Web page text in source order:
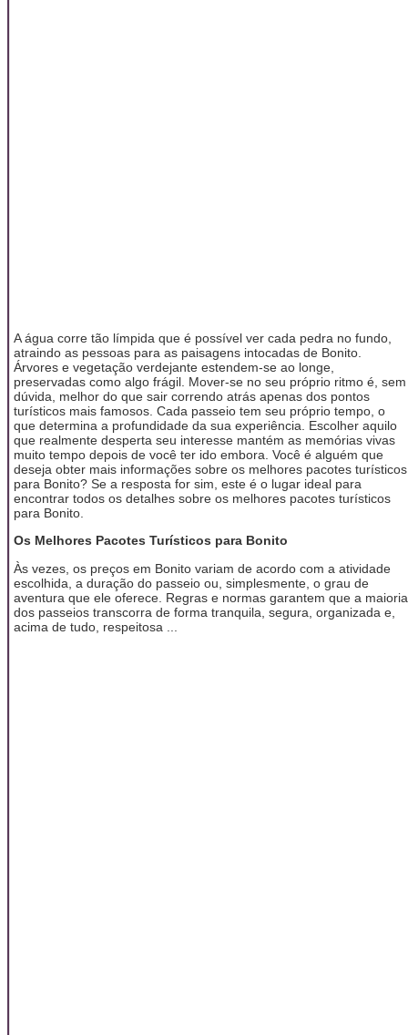
A água corre tão límpida que é possível ver cada pedra no fundo,
atraindo as pessoas para as paisagens intocadas de Bonito.
Árvores e vegetação verdejante estendem-se ao longe,
preservadas como algo frágil. Mover-se no seu próprio ritmo é, sem
dúvida, melhor do que sair correndo atrás apenas dos pontos
turísticos mais famosos. Cada passeio tem seu próprio tempo, o
que determina a profundidade da sua experiência. Escolher aquilo
que realmente desperta seu interesse mantém as memórias vivas
muito tempo depois de você ter ido embora. Você é alguém que
deseja obter mais informações sobre os melhores pacotes turísticos
para Bonito? Se a resposta for sim, este é o lugar ideal para
encontrar todos os detalhes sobre os melhores pacotes turísticos
para Bonito.
Os Melhores Pacotes Turísticos para Bonito
Às vezes, os preços em Bonito variam de acordo com a atividade
escolhida, a duração do passeio ou, simplesmente, o grau de
aventura que ele oferece. Regras e normas garantem que a maioria
dos passeios transcorra de forma tranquila, segura, organizada e,
acima de tudo, respeitosa ...